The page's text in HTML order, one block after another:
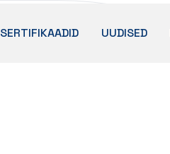
SERTIFIKAADID UUDISED